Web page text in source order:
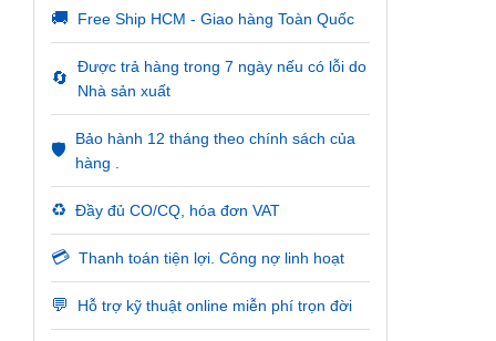
🚚 Free Ship HCM - Giao hàng Toàn Quốc
🔄
Được trả hàng trong 7 ngày nếu có lỗi do
Nhà sản xuất
🛡️
Bảo hành 12 tháng theo chính sách của
hàng .
♻️ Đầy đủ CO/CQ, hóa đơn VAT
💳 Thanh toán tiện lợi. Công nợ linh hoạt
💬 Hỗ trợ kỹ thuật online miễn phí trọn đời